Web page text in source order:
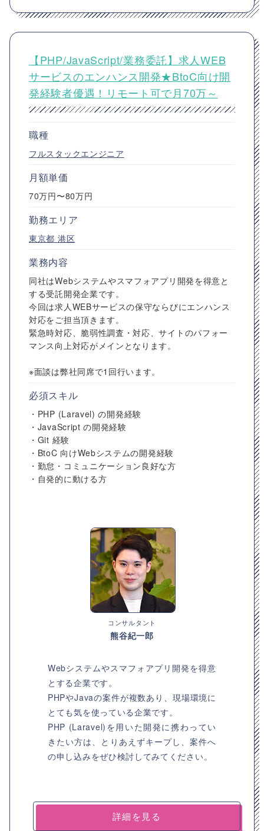
【PHP/JavaScript/業務委託】求人WEB
サービスのエンハンス開発★BtoC向け開
発経験者優遇！リモート可で月70万～
職種
フルスタックエンジニア
月額単価
70万円〜80万円
勤務エリア
東京都 港区
業務内容
同社はWebシステムやスマフォアプリ開発を得意と
する受託開発企業です。
今回は求人WEBサービスの保守ならびにエンハンス
対応をご担当頂きます。
緊急時対応、脆弱性調査・対応、サイトのパフォー
マンス向上対応がメインとなります。
※面談は弊社同席で1回行います。
必須スキル
・PHP (Laravel) の開発経験
・JavaScript の開発経験
・Git 経験
・BtoC 向けWebシステムの開発経験
・勤怠・コミュニケーション良好な方
・自発的に動ける方
コンサルタント
熊谷紀一郎
Webシステムやスマフォアプリ開発を得意
とする企業です。
PHPやJavaの案件が複数あり、現場環境に
とても気を使っている企業です。
PHP (Laravel)を用いた開発に携わってい
きたい方は、とりあえずキープし、案件へ
の申し込みをぜひ検討してみてください。
詳細を見る